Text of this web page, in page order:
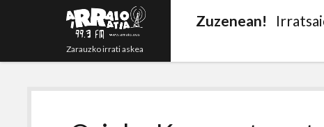
Zarauzko irrati askea
Zuzenean!